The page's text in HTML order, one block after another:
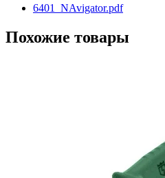
6401_NAvigator.pdf
Похожие товары